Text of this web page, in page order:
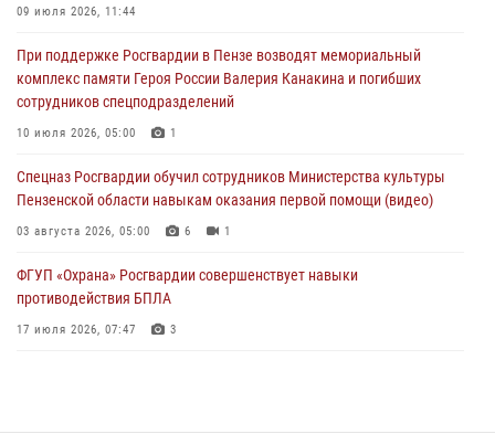
деятельность ОПГ, маскировавшейся под реабилитационный центр
04 августа 2026, 07:05 4
В Управлении Росгвардии по Пензенской области подвели итоги
работы за первое полугодие 2026 года
09 июля 2026, 11:44
При поддержке Росгвардии в Пензе возводят мемориальный
комплекс памяти Героя России Валерия Канакина и погибших
сотрудников спецподразделений
10 июля 2026, 05:00 1
Спецназ Росгвардии обучил сотрудников Министерства культуры
Пензенской области навыкам оказания первой помощи (видео)
03 августа 2026, 05:00 6 1
ФГУП «Охрана» Росгвардии совершенствует навыки
противодействия БПЛА
17 июля 2026, 07:47 3